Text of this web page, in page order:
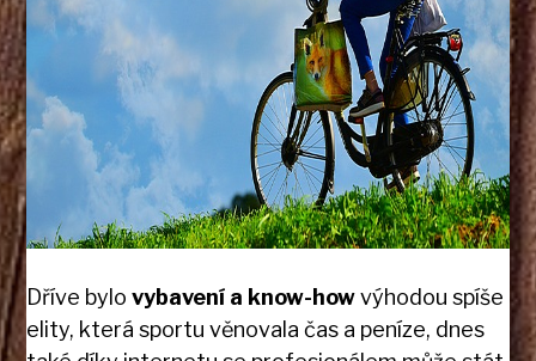
Dříve bylovybavení a know-howvýhodou spíše
elity, která sportu věnovala čas a peníze, dnes